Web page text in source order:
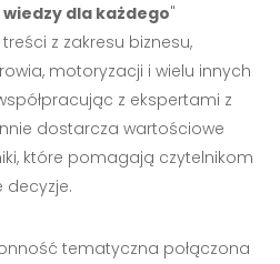
wiedzy dla każdego"
z zakresu biznesu,
motoryzacji i wielu innych
z ekspertami z
dostarcza wartościowe
które pomagają czytelnikom
tematyczna połączona